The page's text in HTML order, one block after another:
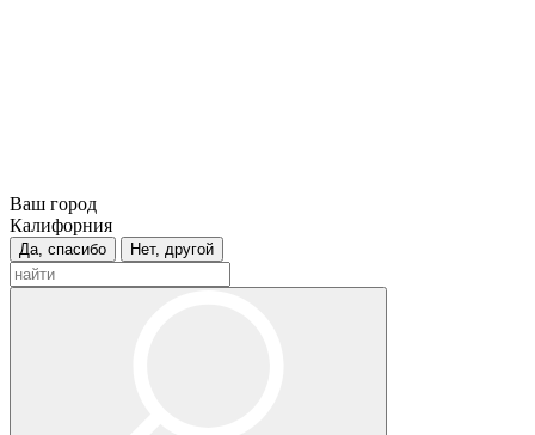
Ваш город
Калифорния
Да, спасибо Нет, другой